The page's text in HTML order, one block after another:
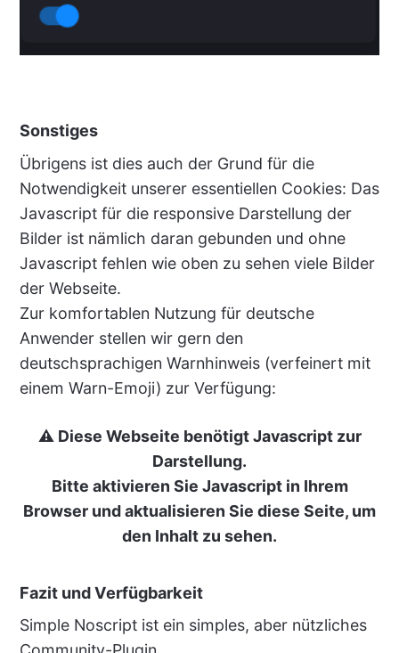
Sonstiges
Übrigens ist dies auch der Grund für die
Notwendigkeit unserer essentiellen Cookies: Das
Javascript für die responsive Darstellung der
Bilder ist nämlich daran gebunden und ohne
Javascript fehlen wie oben zu sehen viele Bilder
der Webseite.
Zur komfortablen Nutzung für deutsche
Anwender stellen wir gern den
deutschsprachigen Warnhinweis (verfeinert mit
einem Warn-Emoji) zur Verfügung:
⚠️ Diese Webseite benötigt Javascript zur
Darstellung.
Bitte aktivieren Sie Javascript in Ihrem
Browser und aktualisieren Sie diese Seite, um
den Inhalt zu sehen.
Fazit und Verfügbarkeit
Simple Noscript ist ein simples, aber nützliches